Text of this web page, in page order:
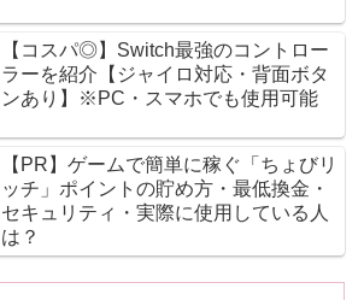
【コスパ◎】Switch最強のコントロー
ラーを紹介【ジャイロ対応・背面ボタ
ンあり】※PC・スマホでも使用可能
【PR】ゲームで簡単に稼ぐ「ちょびリ
ッチ」ポイントの貯め方・最低換金・
セキュリティ・実際に使用している人
は？